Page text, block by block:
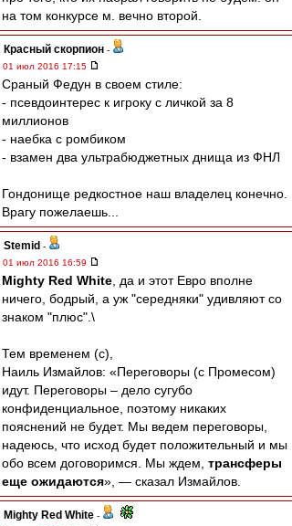
на том конкурсе м. вечно второй.
Красный скорпион -
01 июл 2016 17:15
Сраный Федун в своем стиле:
- псевдоинтерес к игроку с личкой за 8
миллионов
- наебка с ромбиком
- взамен два ультрабюджетных днища из ФНЛ
Гондонище редкостное наш владелец конечно.
Врагу пожелаешь...
Stemid -
01 июл 2016 16:59
Mighty Red White , да и этот Евро вполне
ничего, бодрый, а уж "середняки" удивляют со
знаком "плюс".\
Тем временем (с),
Наиль Измайлов: «Переговоры (с Промесом)
идут. Переговоры – дело сугубо
конфиденциальное, поэтому никаких
пояснений не будет. Мы ведем переговоры,
надеюсь, что исход будет положительный и мы
обо всем договоримся. Мы ждем, трансферы
еще ожидаются», — сказал Измайлов.
Mighty Red White -